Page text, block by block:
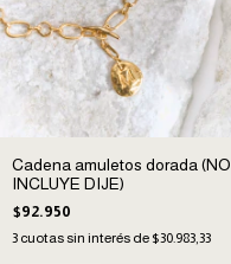
Cadena amuletos dorada (NO
INCLUYE DIJE)
$92.950
3 cuotas sin interés de $30.983,33